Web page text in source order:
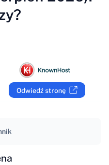
Odwiedź stronę